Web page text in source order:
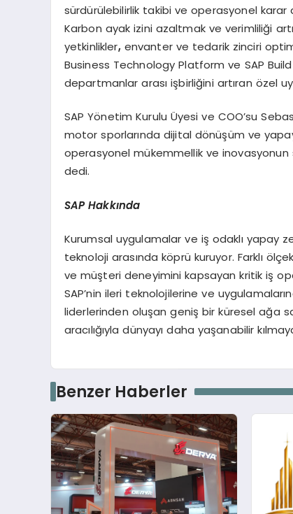
sürdürülebilirlik takibi ve operasyonel karar
Karbon ayak izini azaltmak ve verimliliği
yetkinlikler,envanter ve tedarik zinciri
Business Technology Platform ve SAP
departmanlar arası işbirliğini artıran özel
SAP Yönetim Kurulu Üyesi ve COO’su
motor sporlarında dijital dönüşüm ve
operasyonel mükemmellik ve inovasyonun
dedi.
SAP Hakkında
Kurumsal uygulamalar ve iş odaklı yapay
teknoloji arasında köprü kuruyor. Farklı
ve müşteri deneyimini kapsayan kritik iş
SAP’nin ileri teknolojilerine ve
liderlerinden oluşan geniş bir küresel ağa
aracılığıyla dünyayı daha yaşanabilir
Benzer Haberler